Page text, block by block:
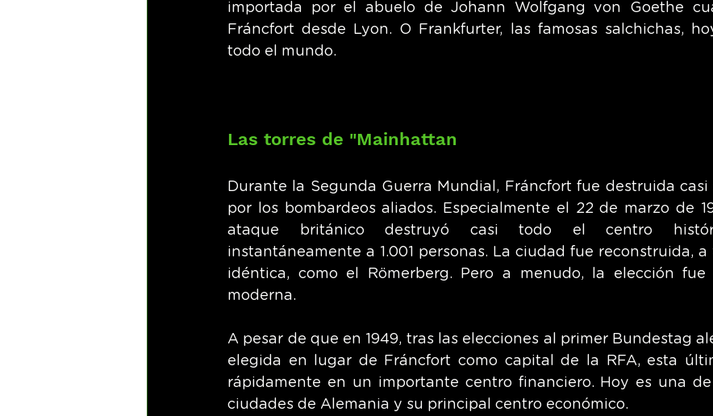
importada por el abuelo de Johann Wolfgang von Goethe
Fráncfort desde Lyon. O Frankfurter, las famosas salchichas,
todo el mundo.
Las torres de "Mainhattan
Durante la Segunda Guerra Mundial, Fráncfort fue destruida
por los bombardeos aliados. Especialmente el 22 de marzo de
ataque británico destruyó casi todo el centro
instantáneamente a 1.001 personas. La ciudad fue reconstruida, a
idéntica, como el Römerberg. Pero a menudo, la elección fue
moderna.
A pesar de que en 1949, tras las elecciones al primer Bundestag
elegida en lugar de Fráncfort como capital de la RFA, esta
rápidamente en un importante centro financiero. Hoy es una
ciudades de Alemania y su principal centro económico.